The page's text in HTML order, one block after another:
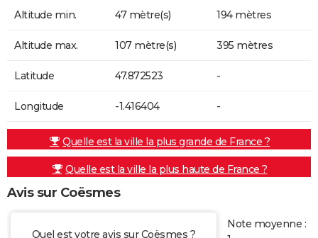
Altitude min. 47 mètre(s) 194 mètres
Altitude max. 107 mètre(s) 395 mètres
Latitude 47.872523 -
Longitude -1.416404 -
Quelle est la ville la plus grande de France ?
Quelle est la ville la plus haute de France ?
Avis sur Coësmes
Quel est votre avis sur Coësmes ?
Note moyenne :